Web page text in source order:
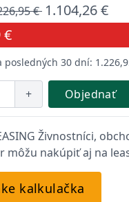
€ 1.104,26 €
€
posledných 30 dní:
+ Objednať
Živnostníci,
môžu nakúpiť aj na
kalkulačka